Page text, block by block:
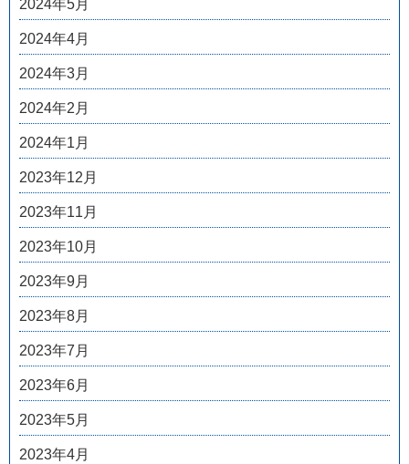
2024年5月
2024年4月
2024年3月
2024年2月
2024年1月
2023年12月
2023年11月
2023年10月
2023年9月
2023年8月
2023年7月
2023年6月
2023年5月
2023年4月